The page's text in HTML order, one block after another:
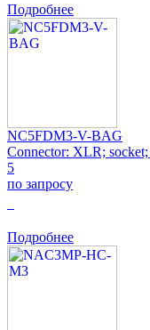
Подробнее
NC5FDM3-V-BAG
Connector: XLR;
5
по запросу
Подробнее